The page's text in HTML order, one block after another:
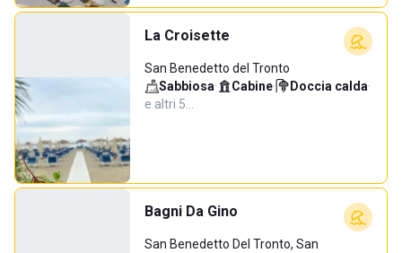
La Croisette
San Benedetto del Tronto
Sabbiosa· Cabine· Doccia calda·
e altri 5…
Bagni Da Gino
San Benedetto Del Tronto, San